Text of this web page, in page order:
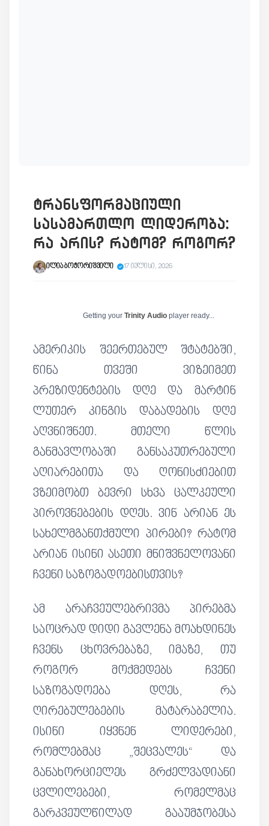
ტრანსფორმაციული
სასამართლო ლიდერობა:
რა არის? რატომ? როგორ?
ილია ბოჭორიშვილი 17 ივლისი, 2026
Getting your Trinity Audio player ready...
ამერიკის შეერთებულ შტატებში,
წინა თვეში ვიზეიმეთ
პრეზიდენტების დღე და მარტინ
ლუთერ კინგის დაბადების დღე
აღვნიშნეთ. მთელი წლის
განმავლობაში განსაკუთრებული
აღიარებითა და ღონისძიებით
ვზეიმობთ ბევრი სხვა ცალკეული
პიროვნებების დღეს. ვინ არიან ეს
სახელმგანთქმული პირები? რატომ
არიან ისინი ასეთი მნიშვნელოვანი
ჩვენი საზოგადოებისთვის?
ამ არაჩვეულებრივმა პირებმა
საოცრად დიდი გავლენა მოახდინეს
ჩვენს ცხოვრებაზე, იმაზე, თუ
როგორ მოქმედებს ჩვენი
საზოგადოება დღეს, რა
ღირებულებების მატარაბელია.
ისინი იყვნენ ლიდერები,
რომლებმაც „შეცვალეს“ და
განახორციელეს გრძელვადიანი
ცვლილებები, რომელმაც
გარკვეულწილად გააუმჯობესა